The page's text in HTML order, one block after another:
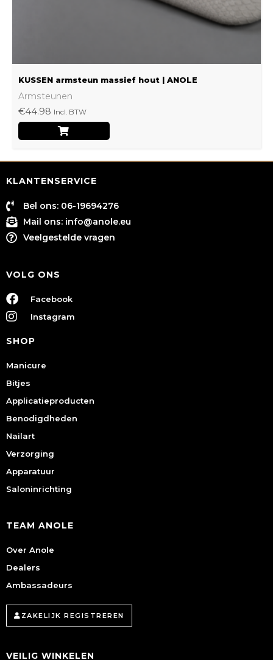
KUSSEN armsteun massief hout | ANOLE
Armsteunen
€44.98 Incl. BTW
KLANTENSERVICE
Bel ons: 06-19694276
Mail ons: info@anole.eu
Veelgestelde vragen
VOLG ONS
Facebook
Instagram
SHOP
Manicure
Bitjes
Applicatieproducten
Benodigdheden
Nailart
Verzorging
Apparatuur
Saloninrichting
TEAM ANOLE
Over Anole
Dealers
Ambassadeurs
ZAKELIJK REGISTREREN
VEILIG WINKELEN